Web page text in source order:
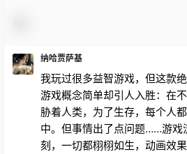
纳哈贾萨基
我玩过很多益智游戏，但这款
游戏概念简单却引人入胜：在
胁着人类，为了生存，每个人
中。但事情出了点问题……游戏
刻，一切都栩栩如生，动画效